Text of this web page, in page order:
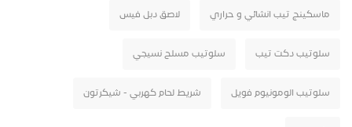
ماسكينج تيب انشائي و حراري لاصق دبل فيس
سلوتيب دكت تيب سلوتيب مسلح نسيجي
سلوتيب الومونيوم فويل شريط لحام كهربي - شيكرتون